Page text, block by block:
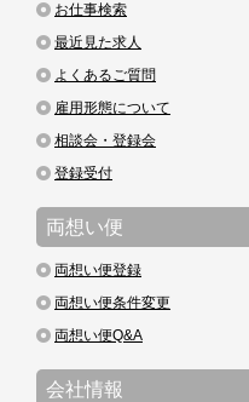
お仕事検索
最近見た求人
よくあるご質問
雇用形態について
相談会・登録会
登録受付
両想い便
両想い便登録
両想い便条件変更
両想い便Q&A
会社情報